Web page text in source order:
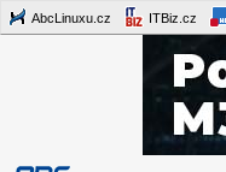
AbcLinuxu.cz ITBiz.cz